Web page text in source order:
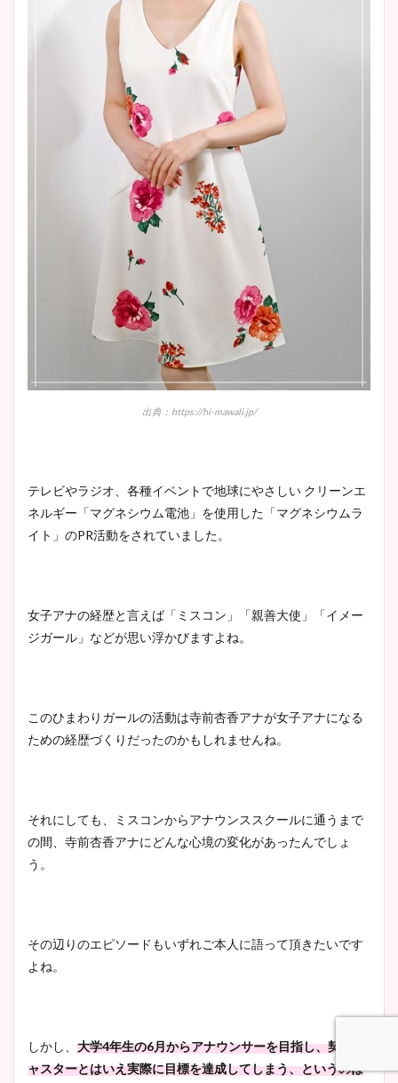
出典：https://hi-mawali.jp/
テレビやラジオ、各種イベントで地球にやさしい クリーンエ
ネルギー「マグネシウム電池」を使用した「マグネシウムラ
イト」のPR活動をされていました。
女子アナの経歴と言えば「ミスコン」「親善大使」「イメー
ジガール」などが思い浮かびますよね。
このひまわりガールの活動は寺前杏香アナが女子アナになる
ための経歴づくりだったのかもしれませんね。
それにしても、ミスコンからアナウンススクールに通うまで
の間、寺前杏香アナにどんな心境の変化があったんでしょ
う。
その辺りのエピソードもいずれご本人に語って頂きたいです
よね。
しかし、 大学4年生の6月からアナウンサーを目指し、契約キ
ャスターとはいえ実際に目標を達成してしまう、というのは